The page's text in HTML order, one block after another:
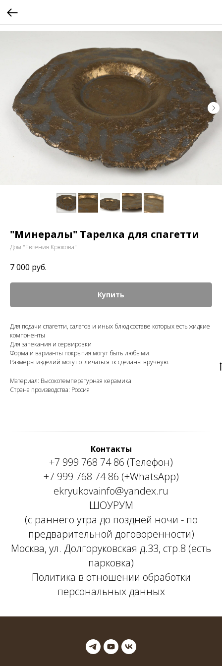
"Минералы" Тарелка для спагетти
Дом "Евгения Крюкова"
7 000 руб.
Купить
Для подачи спагетти, салатов и иных блюд составе которых есть жидкие
компоненты
Для запекания и сервировки
Форма и варианты покрытия могут быть любыми.
Размеры изделий могут отличаться тк сделаны вручную.
Материал: Высокотемпературная керамика
Страна производства: Россия
Контакты
+7 999 768 74 86 (Телефон)
+7 999 768 74 86 (+WhatsApp)
ekryukovainfo@yandex.ru
ШОУРУМ
(с раннего утра до поздней ночи - по
предварительной договоренности)
Москва, ул. Долгоруковская д.33, стр.8 (есть
парковка)
Политика в отношении обработки
персональных данных